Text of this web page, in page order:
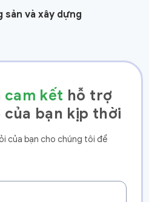
sản và xây dựng
cam kết hỗ trợ
bạn kịp thời
của bạn cho chúng tôi để